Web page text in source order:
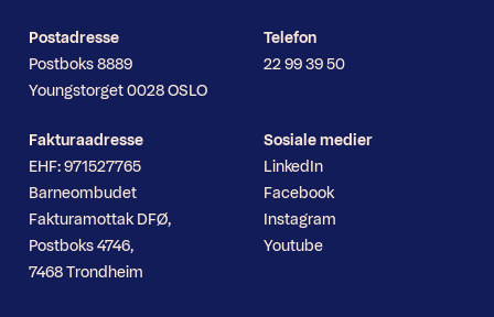
Postadresse
Postboks 8889
Youngstorget 0028 OSLO
Fakturaadresse
EHF: 971527765
Barneombudet
Fakturamottak DFØ,
Postboks 4746,
7468 Trondheim
Telefon
22 99 39 50
Sosiale medier
LinkedIn
Facebook
Instagram
Youtube